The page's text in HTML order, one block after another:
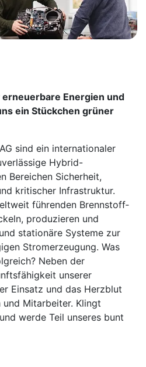
Energien und
ein Stückchen grüner
sind ein internationaler
Hybrid-
Bereichen Sicherheit,
kritischer Infrastruktur.
führenden Brennstoff­
produzieren und
stationäre Systeme zur
Strom­erzeugung. Was
Neben der
unserer
Einsatz und das Herzblut
Mitarbeiter. Klingt
werde Teil unseres bunt